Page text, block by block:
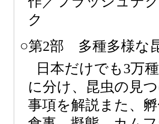
ク
○第2部 多種多様な
日本だけでも3万
に分け、昆虫の見
事項を解説また、